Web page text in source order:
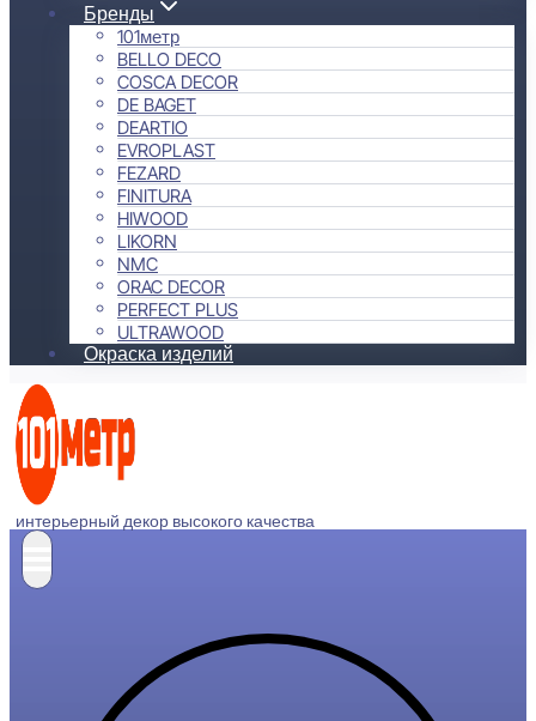
Бренды
101метр
BELLO DECO
COSCA DECOR
DE BAGET
DEARTIO
EVROPLAST
FEZARD
FINITURA
HIWOOD
LIKORN
NMC
ORAC DECOR
PERFECT PLUS
ULTRAWOOD
Окраска изделий
интерьерный декор высокого качества